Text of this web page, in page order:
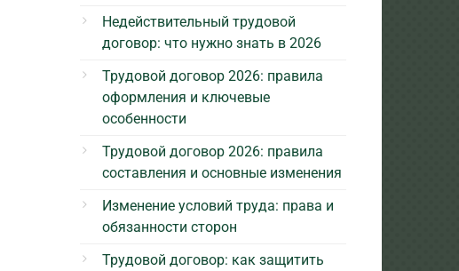
Недействительный трудовой
договор: что нужно знать в 2026
Трудовой договор 2026: правила
оформления и ключевые
особенности
Трудовой договор 2026: правила
составления и основные изменения
Изменение условий труда: права и
обязанности сторон
Трудовой договор: как защитить